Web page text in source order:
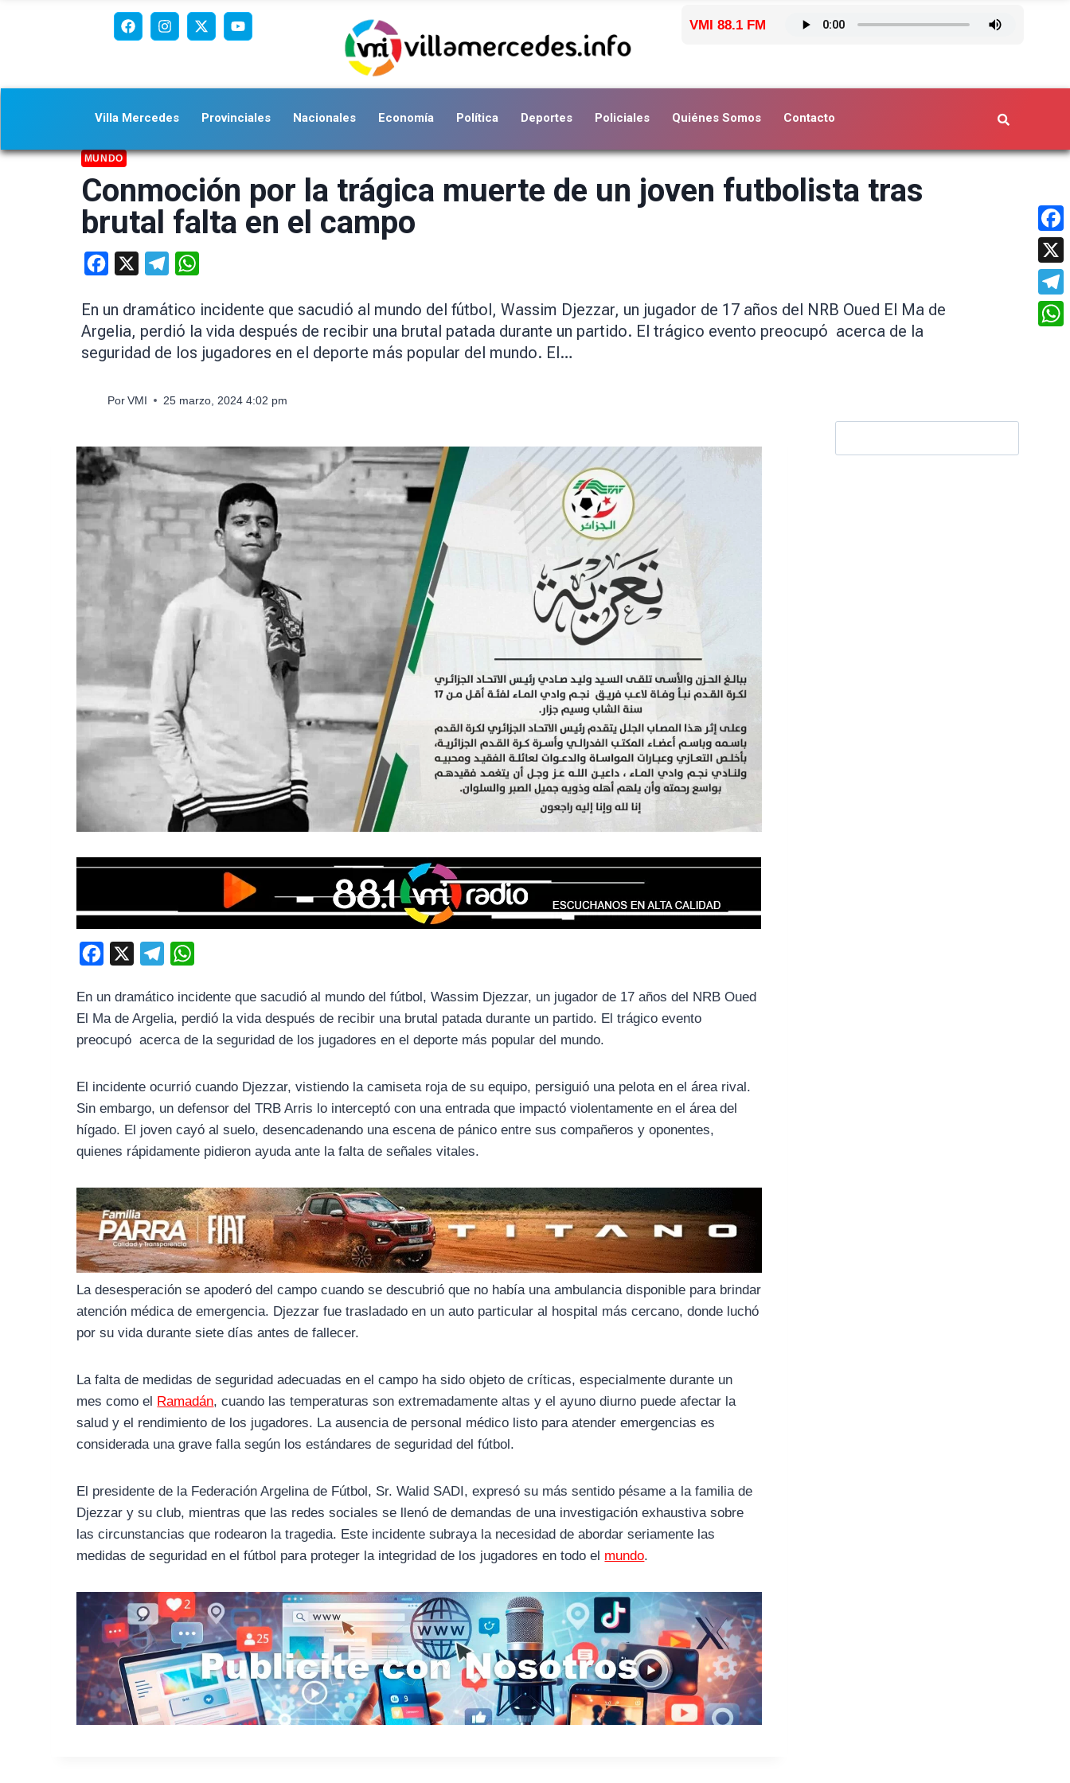
VMI 88.1 FM
Villa Mercedes Provinciales Nacionales Economía Política Deportes Policiales Quiénes Somos Contacto
MUNDO
Conmoción por la trágica muerte de un joven futbolista tras
brutal falta en el campo
Facebook Telegram
En un dramático incidente que sacudió al mundo del fútbol, Wassim Djezzar, un jugador de 17 años del NRB Oued El Ma de
Argelia, perdió la vida después de recibir una brutal patada durante un partido. El trágico evento preocupó acerca de la
seguridad de los jugadores en el deporte más popular del mundo. El…
Por VMI 25 marzo, 2024 4:02 pm
c
e
b
l
e
g
a
t
s
En un dramático incidente que sacudió al mundo del fútbol, Wassim Djezzar, un jugador de 17 años del NRB Oued
El Ma de Argelia, perdió la vida después de recibir una brutal patada durante un partido. El trágico evento
preocupó acerca de la seguridad de los jugadores en el deporte más popular del mundo.
El incidente ocurrió cuando Djezzar, vistiendo la camiseta roja de su equipo, persiguió una pelota en el área rival.
Sin embargo, un defensor del TRB Arris lo interceptó con una entrada que impactó violentamente en el área del
hígado. El joven cayó al suelo, desencadenando una escena de pánico entre sus compañeros y oponentes,
quienes rápidamente pidieron ayuda ante la falta de señales vitales.
La desesperación se apoderó del campo cuando se descubrió que no había una ambulancia disponible para brindar
atención médica de emergencia. Djezzar fue trasladado en un auto particular al hospital más cercano, donde luchó
por su vida durante siete días antes de fallecer.
La falta de medidas de seguridad adecuadas en el campo ha sido objeto de críticas, especialmente durante un
mes como el Ramadán, cuando las temperaturas son extremadamente altas y el ayuno diurno puede afectar la
salud y el rendimiento de los jugadores. La ausencia de personal médico listo para atender emergencias es
considerada una grave falla según los estándares de seguridad del fútbol.
El presidente de la Federación Argelina de Fútbol, Sr. Walid SADI, expresó su más sentido pésame a la familia de
Djezzar y su club, mientras que las redes sociales se llenó de demandas de una investigación exhaustiva sobre
las circunstancias que rodearon la tragedia. Este incidente subraya la necesidad de abordar seriamente las
medidas de seguridad en el fútbol para proteger la integridad de los jugadores en todo el mundo.
X